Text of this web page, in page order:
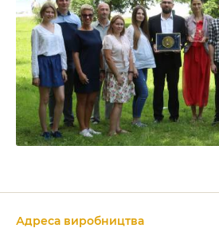
Адреса виробництва